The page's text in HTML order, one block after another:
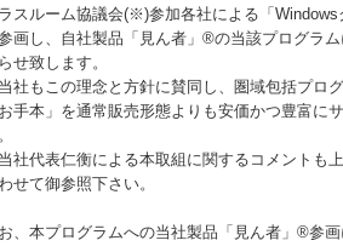
スルーム協議会(※)参加各社による「Windows
画し、自社製品「見ん者」®の当該プログラ
せ致します。
社もこの理念と方針に賛同し、圏域包括プロ
手本」を通常販売形態よりも安価かつ豊富に
社代表仁衡による本取組に関するコメントも
せて御参照下さい。
、本プログラムへの当社製品「見ん者」®参